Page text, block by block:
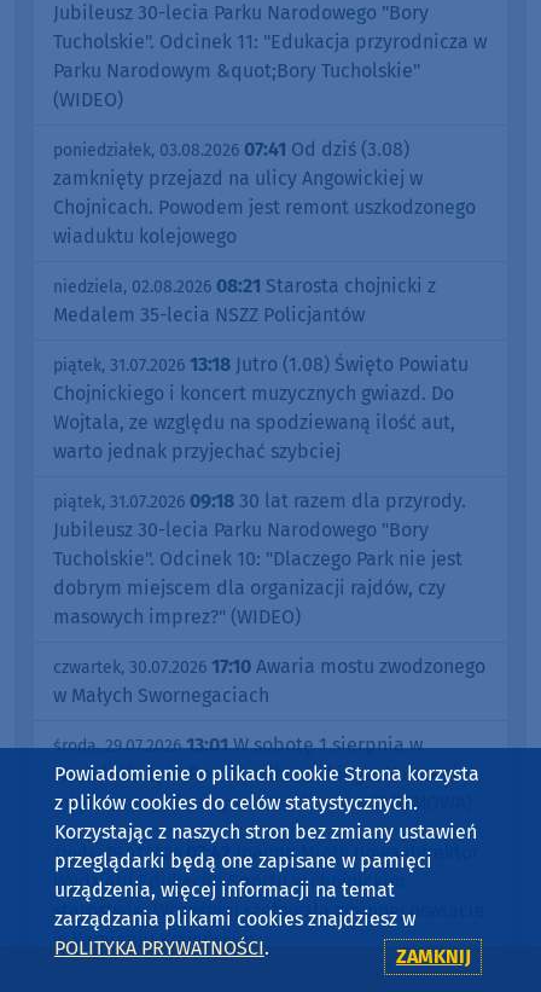
Jubileusz 30-lecia Parku Narodowego "Bory
Tucholskie". Odcinek 11: "Edukacja przyrodnicza w
Parku Narodowym &quot;Bory Tucholskie"
(WIDEO)
poniedziałek, 03.08.2026 07:41 Od dziś (3.08)
zamknięty przejazd na ulicy Angowickiej w
Chojnicach. Powodem jest remont uszkodzonego
wiaduktu kolejowego
niedziela, 02.08.2026 08:21 Starosta chojnicki z
Medalem 35-lecia NSZZ Policjantów
piątek, 31.07.2026 13:18 Jutro (1.08) Święto Powiatu
Chojnickiego i koncert muzycznych gwiazd. Do
Wojtala, ze względu na spodziewaną ilość aut,
warto jednak przyjechać szybciej
piątek, 31.07.2026 09:18 30 lat razem dla przyrody.
Jubileusz 30-lecia Parku Narodowego "Bory
Tucholskie". Odcinek 10: "Dlaczego Park nie jest
dobrym miejscem dla organizacji rajdów, czy
masowych imprez?" (WIDEO)
czwartek, 30.07.2026 17:10 Awaria mostu zwodzonego
w Małych Swornegaciach
środa, 29.07.2026 13:01W sobotę 1 sierpnia w
Wojtalu Święto Powiatu Chojnickiego. Na scenie
między innymi Justyna Steczkowska (ROZMOWA)
środa, 29.07.2026 07:42Joanna Miotk nową dyrektor
Wydziału Edukacji i Sportu w chojnickim
starostwie. Wcześniej szefowała gminnej oświacie
w Kamieniu Krajeńskim
Powiadomienie o plikach cookie Strona korzysta
z plików cookies do celów statystycznych.
Korzystając z naszych stron bez zmiany ustawień
przeglądarki będą one zapisane w pamięci
urządzenia, więcej informacji na temat
zarządzania plikami cookies znajdziesz w
POLITYKA PRYWATNOŚCI. ZAMKNIJ